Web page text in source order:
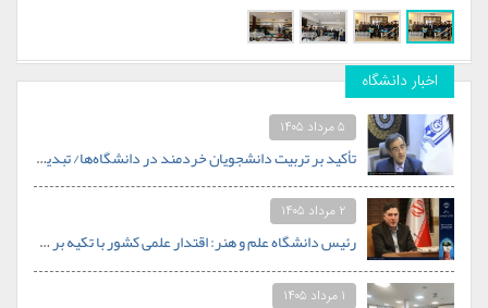
اخبار دانشگاه
۵ مرداد ۱۴۰۵
تأکید بر تربیت دانشجویان خردمند در دانشگاه‌ها/ تبدیل دانشگاه علم‌وهنر جهاددانشگاهی به الگوی دانشگاه کارآفرین در جنوب کشور
۲ مرداد ۱۴۰۵
رئیس دانشگاه علم و هنر: اقتدار علمی کشور با تکیه بر جوانان و خودباوری محقق خواهد شد.
۱ مرداد ۱۴۰۵